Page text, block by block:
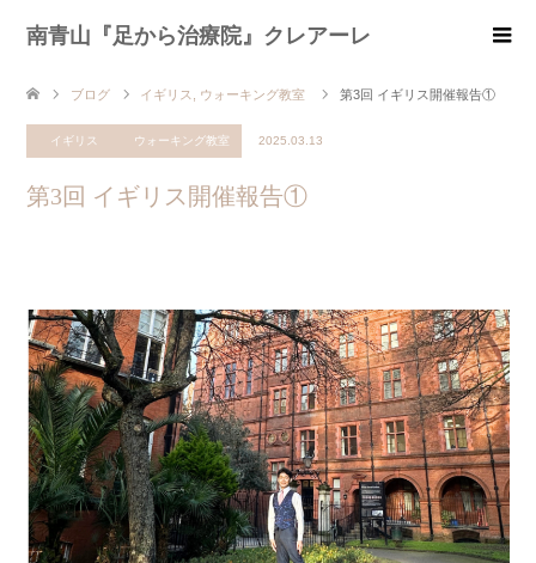
南青山『足から治療院』クレアーレ
ブログ イギリス ウォーキング教室 第3回 イギリス開催報告①
イギリス ウォーキング教室 2025.03.13
第3回 イギリス開催報告①